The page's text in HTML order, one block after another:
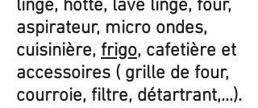
linge, hotte, lave linge, four,
aspirateur, micro ondes,
cuisinière, frigo, cafetière et
accessoires ( grille de four,
courroie, filtre, détartrant,...).